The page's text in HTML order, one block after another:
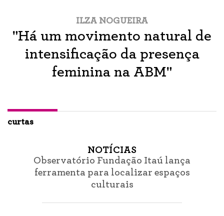
ILZA NOGUEIRA
"Há um movimento natural de
intensificação da presença
feminina na ABM"
curtas
NOTÍCIAS
Observatório Fundação Itaú lança
ferramenta para localizar espaços
culturais